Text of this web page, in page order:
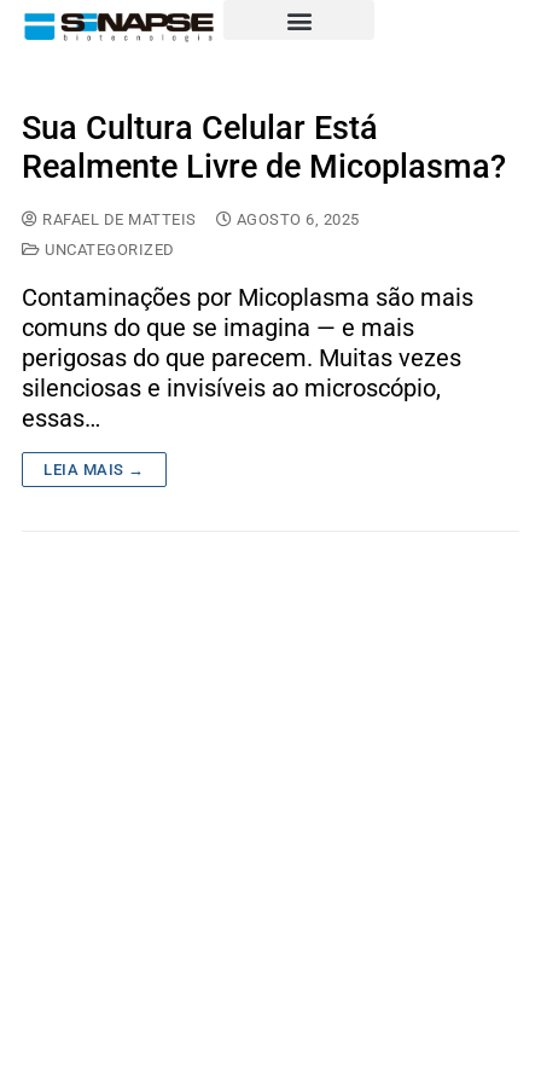
Sua Cultura Celular Está
Realmente Livre de Micoplasma?
RAFAEL DE MATTEIS
AGOSTO 6, 2025
UNCATEGORIZED
Contaminações por Micoplasma são mais
comuns do que se imagina — e mais
perigosas do que parecem. Muitas vezes
silenciosas e invisíveis ao microscópio,
essas…
LEIA MAIS →